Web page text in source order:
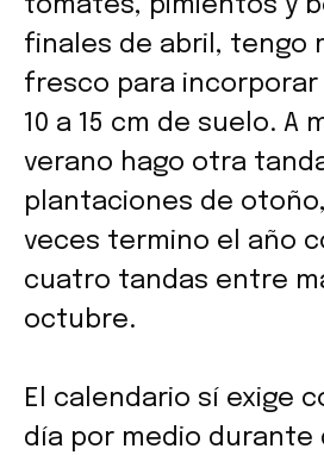
tomates, pimientos y
finales de abril, tengo
fresco para incorporar
10 a 15 cm de suelo. A
verano hago otra
plantaciones de
veces termino el año
cuatro tandas entre
octubre.
El calendario sí exige
día por medio durante